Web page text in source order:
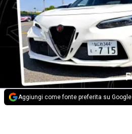
Aggiungi come fonte preferita su Google